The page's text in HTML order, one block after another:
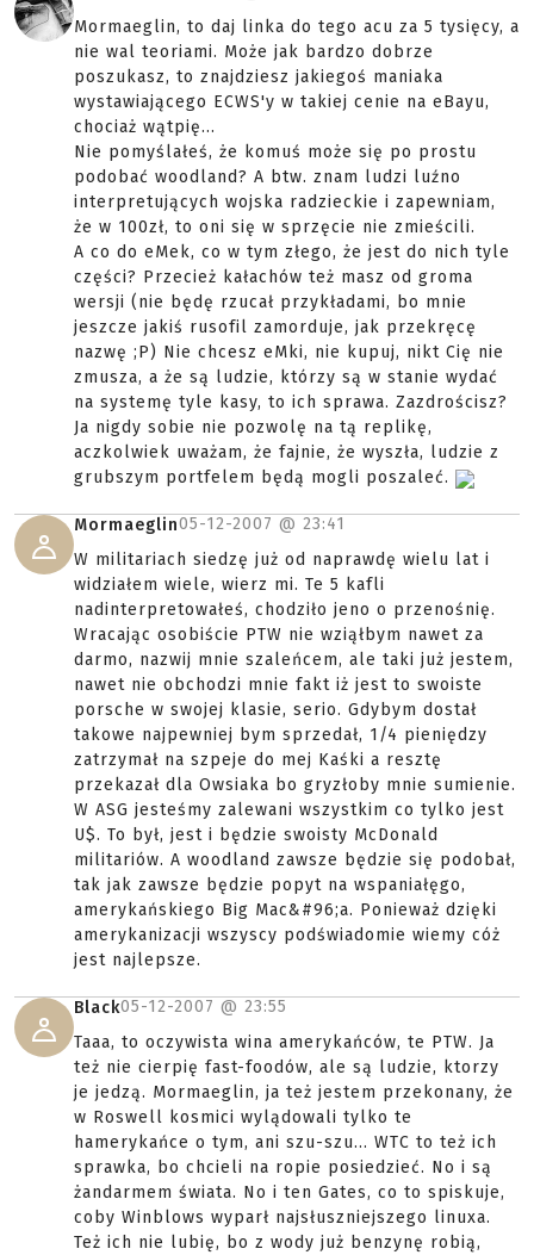
Mormaeglin, to daj linka do tego acu za 5 tysięcy, a
nie wal teoriami. Może jak bardzo dobrze
poszukasz, to znajdziesz jakiegoś maniaka
wystawiającego ECWS'y w takiej cenie na eBayu,
chociaż wątpię...
Nie pomyślałeś, że komuś może się po prostu
podobać woodland? A btw. znam ludzi luźno
interpretujących wojska radzieckie i zapewniam,
że w 100zł, to oni się w sprzęcie nie zmieścili.
A co do eMek, co w tym złego, że jest do nich tyle
części? Przecież kałachów też masz od groma
wersji (nie będę rzucał przykładami, bo mnie
jeszcze jakiś rusofil zamorduje, jak przekręcę
nazwę ;P) Nie chcesz eMki, nie kupuj, nikt Cię nie
zmusza, a że są ludzie, którzy są w stanie wydać
na systemę tyle kasy, to ich sprawa. Zazdrościsz?
Ja nigdy sobie nie pozwolę na tą replikę,
aczkolwiek uważam, że fajnie, że wyszła, ludzie z
grubszym portfelem będą mogli poszaleć.
Mormaeglin05-12-2007 @ 23:41
W militariach siedzę już od naprawdę wielu lat i
widziałem wiele, wierz mi. Te 5 kafli
nadinterpretowałeś, chodziło jeno o przenośnię.
Wracając osobiście PTW nie wziąłbym nawet za
darmo, nazwij mnie szaleńcem, ale taki już jestem,
nawet nie obchodzi mnie fakt iż jest to swoiste
porsche w swojej klasie, serio. Gdybym dostał
takowe najpewniej bym sprzedał, 1/4 pieniędzy
zatrzymał na szpeje do mej Kaśki a resztę
przekazał dla Owsiaka bo gryzłoby mnie sumienie.
W ASG jesteśmy zalewani wszystkim co tylko jest
U$. To był, jest i będzie swoisty McDonald
militariów. A woodland zawsze będzie się podobał,
tak jak zawsze będzie popyt na wspaniałęgo,
amerykańskiego Big Mac&#96;a. Ponieważ dzięki
amerykanizacji wszyscy podświadomie wiemy cóż
jest najlepsze.
Black05-12-2007 @ 23:55
Taaa, to oczywista wina amerykańców, te PTW. Ja
też nie cierpię fast-foodów, ale są ludzie, ktorzy
je jedzą. Mormaeglin, ja też jestem przekonany, że
w Roswell kosmici wylądowali tylko te
hamerykańce o tym, ani szu-szu... WTC to też ich
sprawka, bo chcieli na ropie posiedzieć. No i są
żandarmem świata. No i ten Gates, co to spiskuje,
coby Winblows wyparł najsłuszniejszego linuxa.
Też ich nie lubię, bo z wody już benzynę robią,